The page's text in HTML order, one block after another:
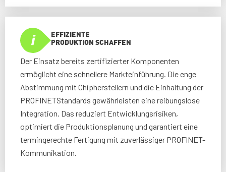
EFFIZIENTE
PRODUKTION SCHAFFEN
Der Einsatz bereits zertifizierter Komponenten
ermöglicht eine schnellere Markteinführung. Die enge
Abstimmung mit Chipherstellern und die Einhaltung der
PROFINETStandards gewährleisten eine reibungslose
Integration. Das reduziert Entwicklungsrisiken,
optimiert die Produktionsplanung und garantiert eine
termingerechte Fertigung mit zuverlässiger PROFINET-
Kommunikation.